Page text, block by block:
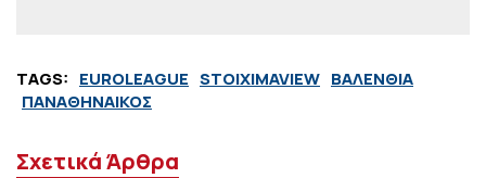
TAGS: EUROLEAGUE STOIXIMAVIEW ΒΑΛΕΝΘΙΑ
ΠΑΝΑΘΗΝΑΙΚΟΣ
Σχετικά Άρθρα